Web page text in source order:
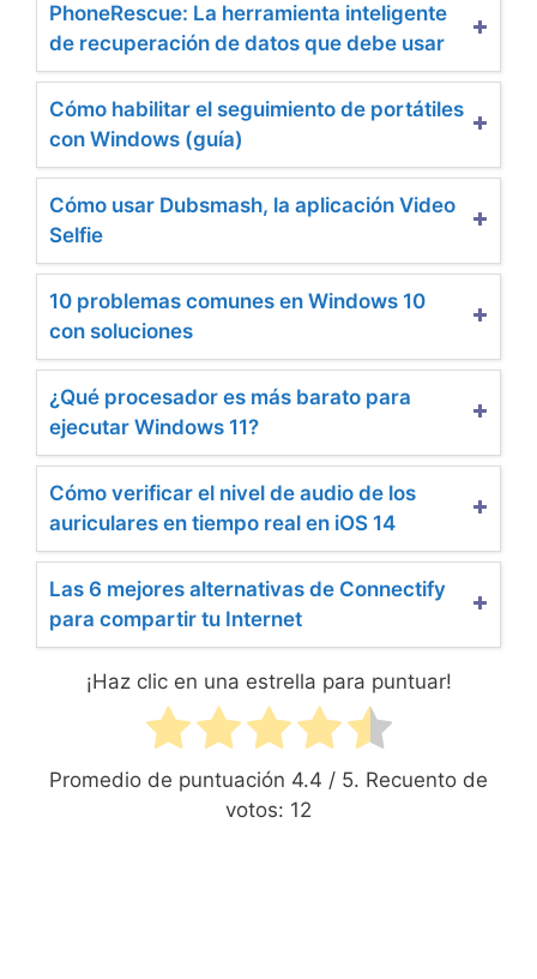
PhoneRescue: La herramienta inteligente
de recuperación de datos que debe usar
Cómo habilitar el seguimiento de portátiles
con Windows (guía)
Cómo usar Dubsmash, la aplicación Video
Selfie
10 problemas comunes en Windows 10
con soluciones
¿Qué procesador es más barato para
ejecutar Windows 11?
Cómo verificar el nivel de audio de los
auriculares en tiempo real en iOS 14
Las 6 mejores alternativas de Connectify
para compartir tu Internet
¡Haz clic en una estrella para puntuar!
Promedio de puntuación 4.4 / 5. Recuento de
votos: 12